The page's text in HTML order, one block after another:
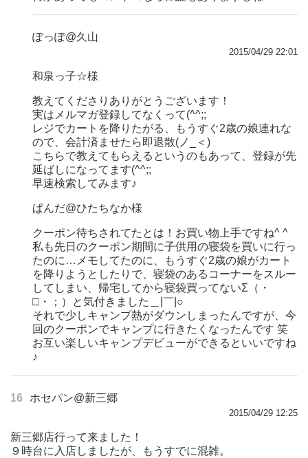
ぽっぽ@久山
2015/04/29 22:01
和泉っ子☆様
教えてくださりありがとうございます！
実はメルマガ登録してなくって(^^;;
レジでカートを降りたがる、もうすぐ2歳の娘連れな
ので、会計済ませたら即退散(ノ_＜)
こちらで教えてもらえるというのもあって、登録が先
延ばしになってます(^^;;
早速検索してみます♪
ぱんだ@ひたちなか様
クーポン待ちされてたとは！お買い物上手ですね^ ^
私も先日のクーポン期間に子供用の寝袋を買いに行っ
たのに…メモしてたのに、もうすぐ2歳の娘がカート
を降りようとしたりで、寝袋のあるコーナーをスルー
してしまい、帰宅してから寝袋買ってないΣ（・
□・；）と気付きました＿|￣|○
それで少しキャンプ熱がダウンしまったんですが、今
回のクーポンでキャンプに行きたくなったんです 笑
お互い楽しいキャンプデビューができるといいですね
♪
16 ホセパン@新三郷
2015/04/29 12:25
新三郷店行って来ました！
９時台に入店しましたが、もうすでに混雑。